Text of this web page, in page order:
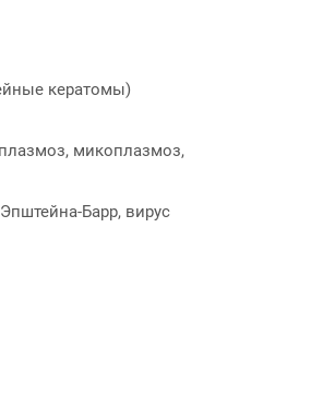
кератомы)
микоплазмоз,
Барр, вирус